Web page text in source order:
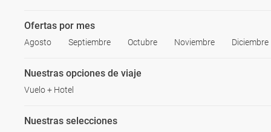
Ofertas por mes
Agosto Septiembre Octubre Noviembre Diciembre
Nuestras opciones de viaje
Vuelo + Hotel
Nuestras selecciones